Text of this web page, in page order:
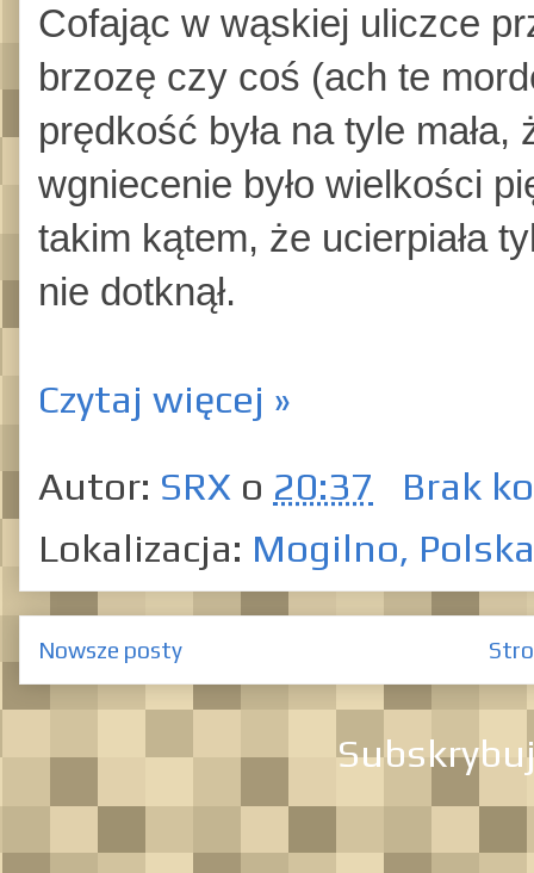
Cofając w wąskiej uliczce
brzozę czy coś (ach te
prędkość była na tyle
wgniecenie było wielkości
takim kątem, że ucierpiała
nie dotknął.
Czytaj więcej »
Autor: SRX o 20:37
Brak
Lokalizacja: Mogilno, Polska
Nowsze posty